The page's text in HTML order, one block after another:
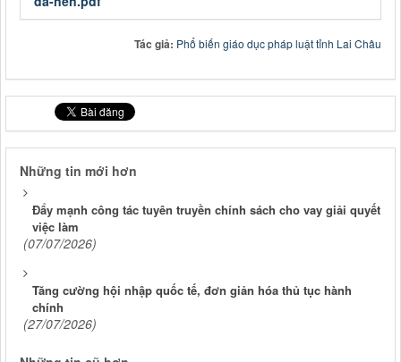
Tác giả: Phổ biến giáo dục pháp luật tỉnh Lai Châu
Những tin mới hơn
Đẩy mạnh công tác tuyên truyền chính sách cho vay giải quyết
việc làm
(07/07/2026)
Tăng cường hội nhập quốc tế, đơn giản hóa thủ tục hành
chính
(27/07/2026)